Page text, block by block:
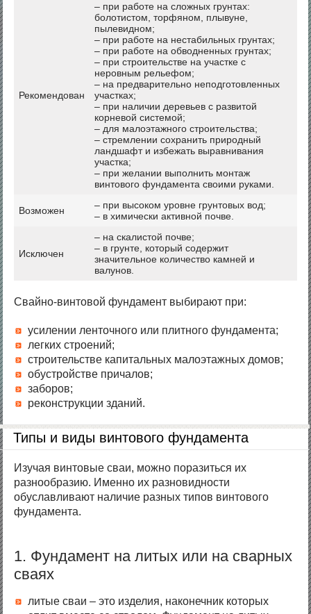
Рекомендован
– при работе на сложных грунтах:
болотистом, торфяном, плывуне,
пылевидном;
– при работе на нестабильных грунтах;
– при работе на обводненных грунтах;
– при строительстве на участке с
неровным рельефом;
– на предварительно неподготовленных
участках;
– при наличии деревьев с развитой
корневой системой;
– для малоэтажного строительства;
– стремлении сохранить природный
ландшафт и избежать выравнивания
участка;
– при желании выполнить монтаж
винтового фундамента своими руками.
Возможен
– при высоком уровне грунтовых вод;
– в химически активной почве.
Исключен
– на скалистой почве;
– в грунте, который содержит
значительное количество камней и
валунов.
Свайно-винтовой фундамент выбирают при:
усилении ленточного или плитного фундамента;
легких строений;
строительстве капитальных малоэтажных домов;
обустройстве причалов;
заборов;
реконструкции зданий.
Типы и виды винтового фундамента
Изучая винтовые сваи, можно поразиться их
разнообразию. Именно их разновидности
обуславливают наличие разных типов винтового
фундамента.
1. Фундамент на литых или на сварных
сваях
литые сваи – это изделия, наконечник которых